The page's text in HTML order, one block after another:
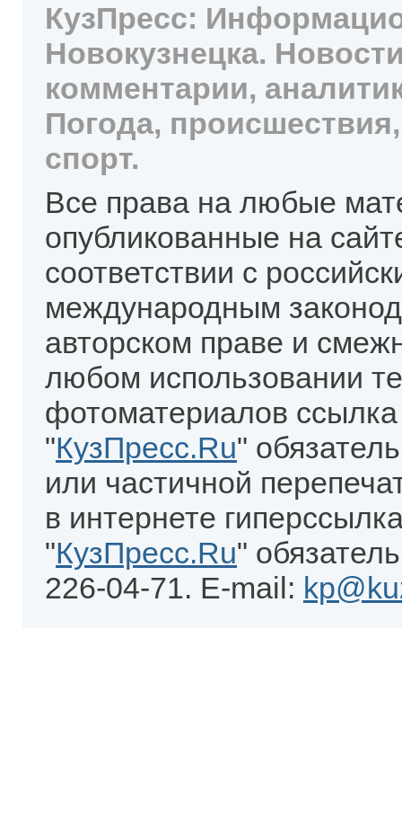
КузПресс:
Новокузнецка.
комментарии,
Погода,
спорт.
Все права на любые
опубликованные на
соответствии с
международным
авторском праве и
любом использовании
фотоматериалов
"КузПресс.Ru"
или частичной
в интернете
"КузПресс.Ru"
226-04-71. E-mail: